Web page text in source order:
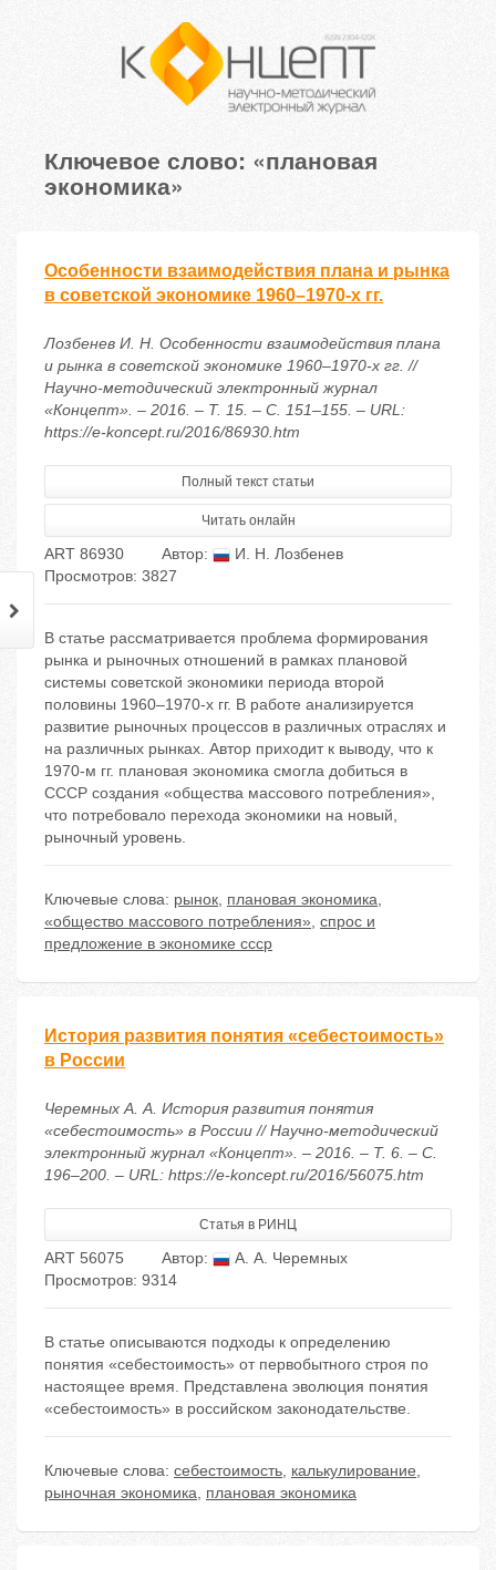
Ключевое слово: «плановая
экономика»
Особенности взаимодействия плана и рынка
в советской экономике 1960–1970-х гг.
Лозбенев И. Н. Особенности взаимодействия плана
и рынка в советской экономике 1960–1970-х гг. //
Научно-методический электронный журнал
«Концепт». – 2016. – Т. 15. – С. 151–155. – URL:
https://e-koncept.ru/2016/86930.htm
Полный текст статьи
Читать онлайн
ART 86930 Автор:
И. Н. Лозбенев
Просмотров: 3827
В статье рассматривается проблема формирования
рынка и рыночных отношений в рамках плановой
системы советской экономики периода второй
половины 1960–1970-х гг. В работе анализируется
развитие рыночных процессов в различных отраслях и
на различных рынках. Автор приходит к выводу, что к
1970-м гг. плановая экономика смогла добиться в
СССР создания «общества массового потребления»,
что потребовало перехода экономики на новый,
рыночный уровень.
Ключевые слова: рынок, плановая экономика,
«общество массового потребления», спрос и
предложение в экономике ссср
История развития понятия «себестоимость»
в России
Черемных А. А. История развития понятия
«себестоимость» в России // Научно-методический
электронный журнал «Концепт». – 2016. – Т. 6. – С.
196–200. – URL: https://e-koncept.ru/2016/56075.htm
Статья в РИНЦ
ART 56075 Автор:
А. А. Черемных
Просмотров: 9314
В статье описываются подходы к определению
понятия «себестоимость» от первобытного строя по
настоящее время. Представлена эволюция понятия
«себестоимость» в российском законодательстве.
Ключевые слова: себестоимость, калькулирование,
рыночная экономика, плановая экономика